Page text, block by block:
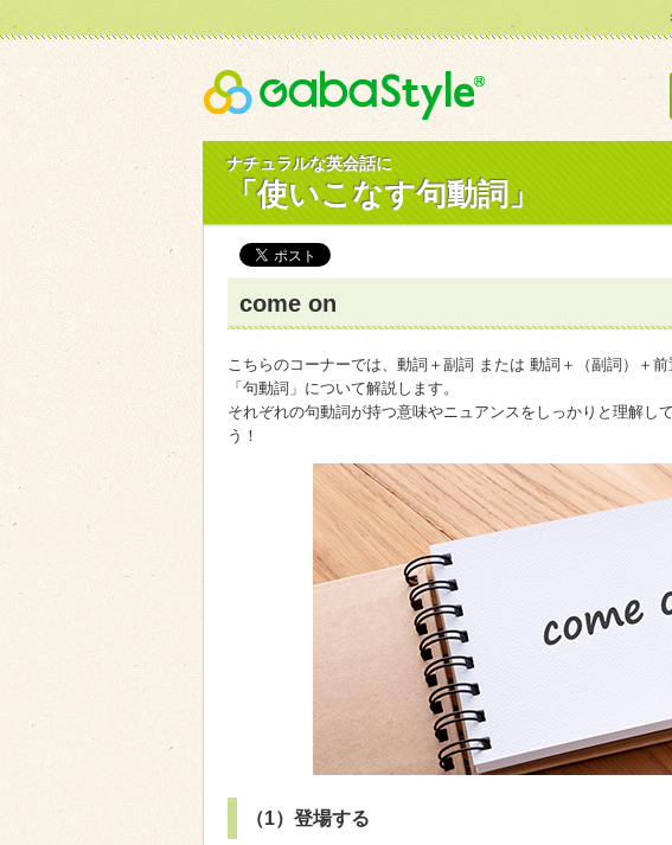
Gaba Style 無料で英語学習
ナチュラルな英会話に
「使いこなす句動詞」
come on
こちらのコーナーでは、動詞＋副詞 または 動詞＋（副詞）＋
「句動詞」について解説します。
それぞれの句動詞が持つ意味やニュアンスをしっかりと理解し
う！
（1）登場する